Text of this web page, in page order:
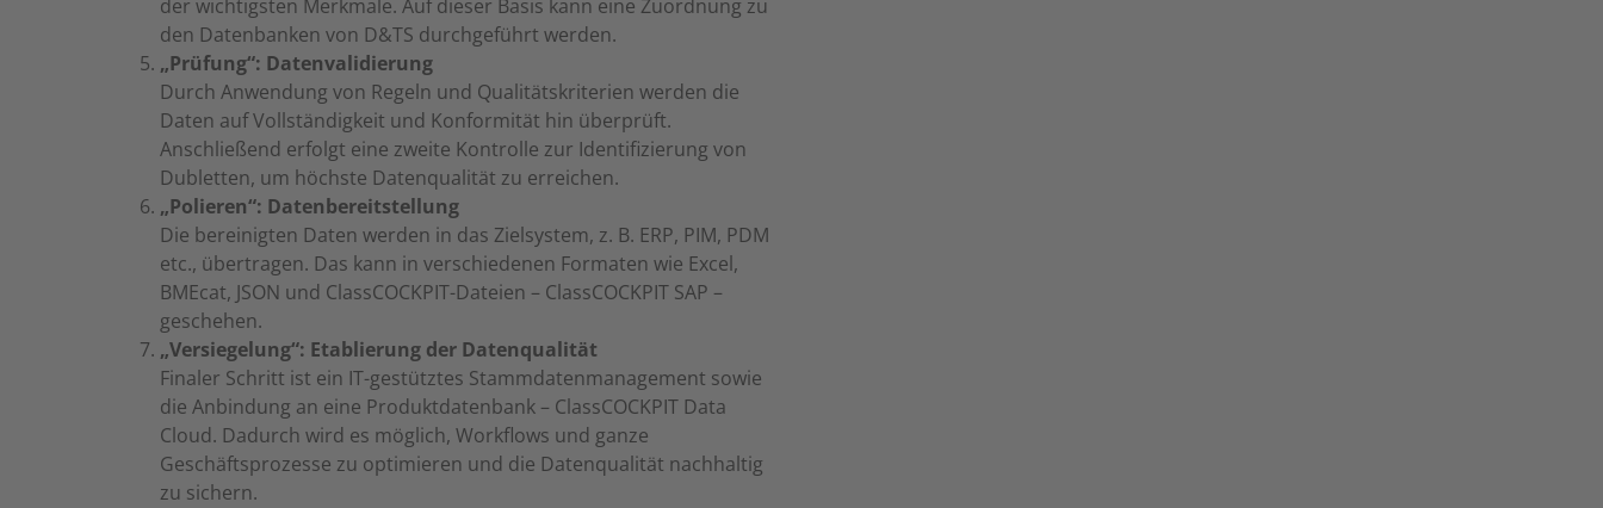
der wichtigsten Merkmale. Auf dieser Basis kann eine Zuordnung zu
den Datenbanken von D&TS durchgeführt werden.
„Prüfung“: Datenvalidierung
Durch Anwendung von Regeln und Qualitätskriterien werden die
Daten auf Vollständigkeit und Konformität hin überprüft.
Anschließend erfolgt eine zweite Kontrolle zur Identifizierung von
Dubletten, um höchste Datenqualität zu erreichen.
„Polieren“: Datenbereitstellung
Die bereinigten Daten werden in das Zielsystem, z. B. ERP, PIM, PDM
etc., übertragen. Das kann in verschiedenen Formaten wie Excel,
BMEcat, JSON und ClassCOCKPIT-Dateien – ClassCOCKPIT SAP –
geschehen.
„Versiegelung“: Etablierung der Datenqualität
Finaler Schritt ist ein IT-gestütztes Stammdatenmanagement sowie
die Anbindung an eine Produktdatenbank – ClassCOCKPIT Data
Cloud. Dadurch wird es möglich, Workflows und ganze
Geschäftsprozesse zu optimieren und die Datenqualität nachhaltig
zu sichern.